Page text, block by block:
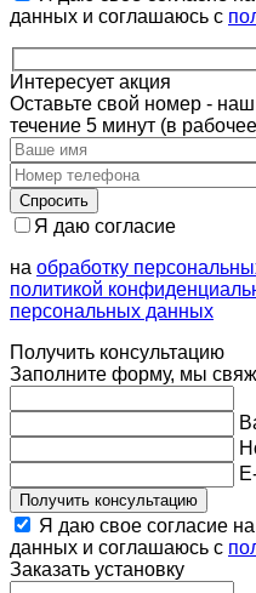
данных и соглашаюсь с
Интересует акция
Оставьте свой номер -
течение 5 минут (в
Я даю согласие
на обработку
политикой
персональных данных
Получить консультацию
Заполните форму, мы
Получить консультацию
Я даю свое согласие
данных и соглашаюсь с
Заказать установку